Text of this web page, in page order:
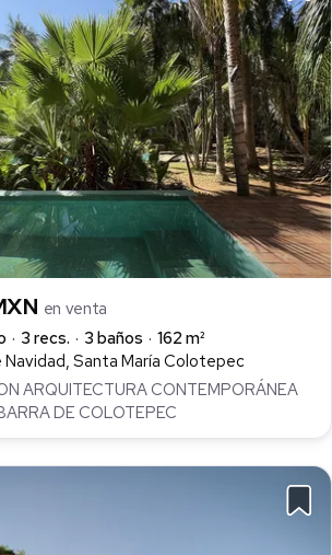
en venta
3 recs. 3 baños
162 m²
Santa María Colotepec
ARQUITECTURA CONTEMPORÁNEA
DE COLOTEPEC